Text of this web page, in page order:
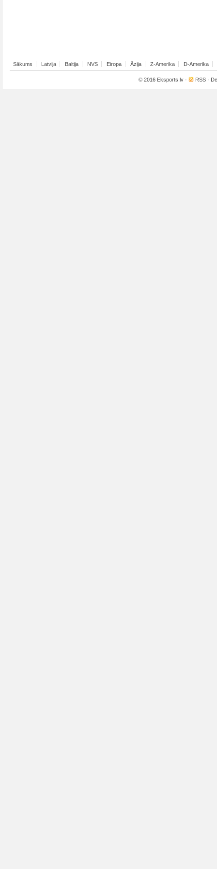
Sākums Latvija Baltija NVS Eiropa Āzija Z-Amerika D-Amerika
© 2016 Eksports.lv · RSS ·